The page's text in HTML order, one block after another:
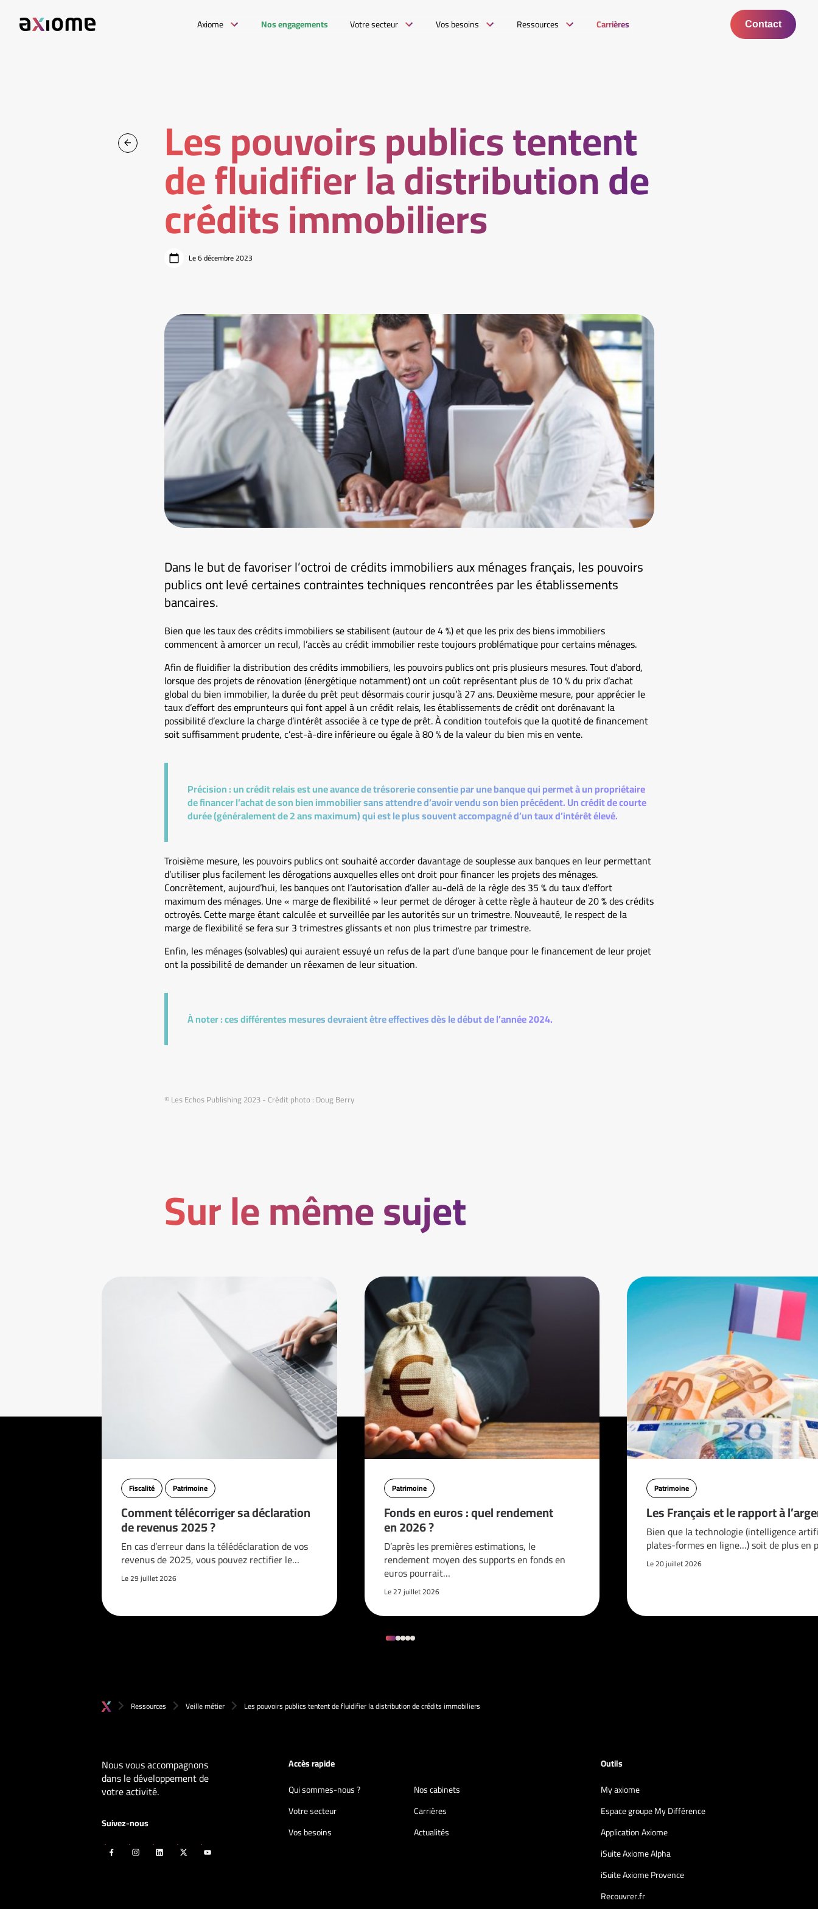
Axiome Nos engagements Votre secteur Vos besoins Ressources Carrières Contact
Les pouvoirs publics tentent
de fluidifier la distribution de
crédits immobiliers
Le 6 décembre 2023
Dans le but de favoriser l’octroi de crédits immobiliers aux ménages français, les pouvoirs
publics ont levé certaines contraintes techniques rencontrées par les établissements
bancaires.
Bien que les taux des crédits immobiliers se stabilisent (autour de 4 %) et que les prix des biens immobiliers
commencent à amorcer un recul, l’accès au crédit immobilier reste toujours problématique pour certains ménages.
Afin de fluidifier la distribution des crédits immobiliers, les pouvoirs publics ont pris plusieurs mesures. Tout d’abord,
lorsque des projets de rénovation (énergétique notamment) ont un coût représentant plus de 10 % du prix d’achat
global du bien immobilier, la durée du prêt peut désormais courir jusqu’à 27 ans. Deuxième mesure, pour apprécier le
taux d’effort des emprunteurs qui font appel à un crédit relais, les établissements de crédit ont dorénavant la
possibilité d’exclure la charge d’intérêt associée à ce type de prêt. À condition toutefois que la quotité de financement
soit suffisamment prudente, c’est-à-dire inférieure ou égale à 80 % de la valeur du bien mis en vente.
Précision :un crédit relais est une avance de trésorerie consentie par une banque qui permet à un propriétaire
de financer l’achat de son bien immobilier sans attendre d’avoir vendu son bien précédent. Un crédit de courte
durée (généralement de 2 ans maximum) qui est le plus souvent accompagné d’un taux d’intérêt élevé.
Troisième mesure, les pouvoirs publics ont souhaité accorder davantage de souplesse aux banques en leur permettant
d’utiliser plus facilement les dérogations auxquelles elles ont droit pour financer les projets des ménages.
Concrètement, aujourd’hui, les banques ont l’autorisation d’aller au-delà de la règle des 35 % du taux d’effort
maximum des ménages. Une « marge de flexibilité » leur permet de déroger à cette règle à hauteur de 20 % des crédits
octroyés. Cette marge étant calculée et surveillée par les autorités sur un trimestre. Nouveauté, le respect de la
marge de flexibilité se fera sur 3 trimestres glissants et non plus trimestre par trimestre.
Enfin, les ménages (solvables) qui auraient essuyé un refus de la part d’une banque pour le financement de leur projet
ont la possibilité de demander un réexamen de leur situation.
À noter :ces différentes mesures devraient être effectives dès le début de l’année 2024.
© Les Echos Publishing 2023 - Crédit photo : Doug Berry
Sur le même sujet
Fiscalité Patrimoine
Comment télécorriger sa déclaration
de revenus 2025 ?
En cas d’erreur dans la télédéclaration de vos
revenus de 2025, vous pouvez rectifier le…
Le 29 juillet 2026
Patrimoine
Fonds en euros : quel rendement
en 2026 ?
D’après les premières estimations, le
rendement moyen des supports en fonds en
euros pourrait…
Le 27 juillet 2026
Patrimoine
Les Français et le rapport à
Bien que la technologie (intelligence
plates-formes en ligne…) soit de plus en
Le 20 juillet 2026
Ressources Veille métier Les pouvoirs publics tentent de fluidifier la distribution de crédits immobiliers
Nous vous accompagnons
dans le développement de
votre activité.
Suivez-nous
Accès rapide
Qui sommes-nous ?
Nos cabinets
Votre secteur
Carrières
Vos besoins
Actualités
Outils
My axiome
Espace groupe My Différence
Application Axiome
iSuite Axiome Alpha
iSuite Axiome Provence
Recouvrer.fr